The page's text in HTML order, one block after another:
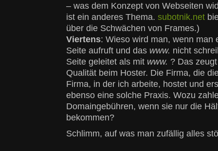
– was dem Konzept von Webseiten
ist ein anderes Thema. subotnik.net
über die Schwächen von Frames.)
Viertens: Wieso wird man, wenn man
Seite aufruft und das www. nicht
Seite geleitet als mit www. ? Das
Qualität beim Hoster. Die Firma, die
Firma, in der ich arbeite, hostet und
ebenso eine solche Praxis. Wozu
Domaingebühren, wenn sie nur die
bekommen?
Schlimm, auf was man zufällig alles